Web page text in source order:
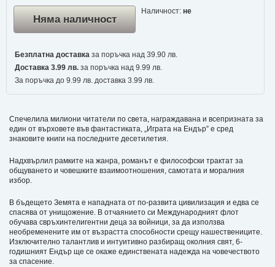
Няма наличност
Наличност: не
Безплатна доставказа поръчка над 39.90 лв.
Доставка 3.99 лв.за поръчка над 9.99 лв.
За поръчка до 9.99 лв. доставка 3.99 лв.
Спечелила милиони читатели по света, награждавана и всепризната за
един от върховете във фантастиката, „Играта на Ендър” е сред
знаковите книги на последните десетилетия.
Надхвърлил рамките на жанра, романът е философски трактат за
общуването и човешките взаимоотношения, самотата и моралния
избор.
В бъдещето Земята е нападната от по-развита цивилизация и едва се
спасява от унищожение. В отчаянието си Международният флот
обучава свръхинтелигентни деца за войници, за да използва
необременените им от възрастта способности срещу нашествениците.
Изключително талантлив и интуитивно разбиращ околния свят, 6-
годишният Ендър ще се окаже единствената надежда на човечеството
за спасение.